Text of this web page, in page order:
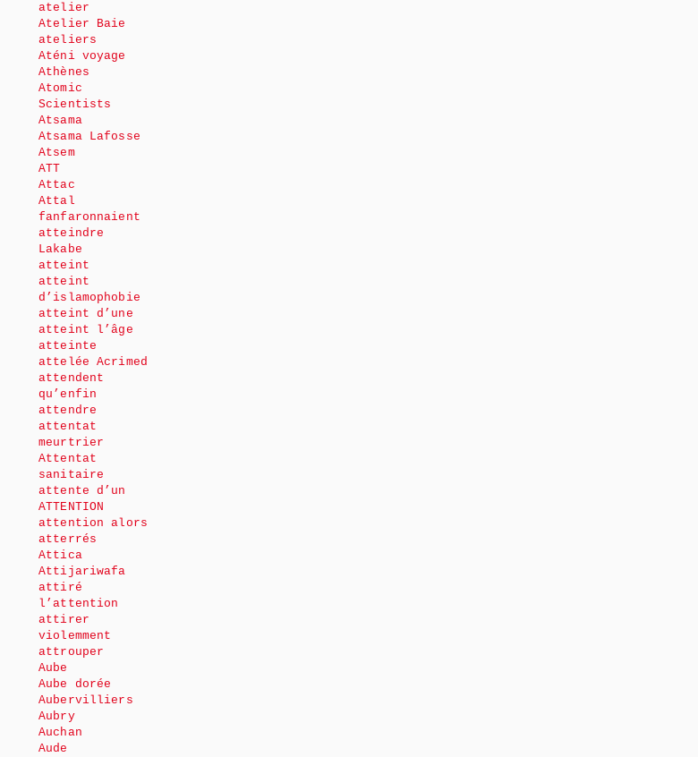
atelier
Atelier Baie
ateliers
Aténi voyage
Athènes
Atomic
Scientists
Atsama
Atsama Lafosse
Atsem
ATT
Attac
Attal
fanfaronnaient
atteindre
Lakabe
atteint
atteint
d’islamophobie
atteint d’une
atteint l’âge
atteinte
attelée Acrimed
attendent
qu’enfin
attendre
attentat
meurtrier
Attentat
sanitaire
attente d’un
ATTENTION
attention alors
atterrés
Attica
Attijariwafa
attiré
l’attention
attirer
violemment
attrouper
Aube
Aube dorée
Aubervilliers
Aubry
Auchan
Aude